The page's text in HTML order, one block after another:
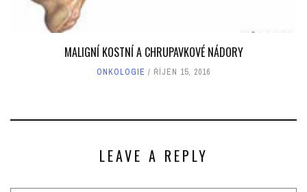
MALIGNÍ KOSTNÍ A CHRUPAVKOVÉ NÁDORY
ONKOLOGIE ŘÍJEN 15, 2016
LEAVE A REPLY